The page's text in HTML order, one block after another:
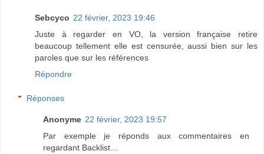
Sebcyco 22 février, 2023 19:46
Juste à regarder en VO, la version française retire
beaucoup tellement elle est censurée, aussi bien sur les
paroles que sur les références
Répondre
Réponses
Anonyme 22 février, 2023 19:57
Par exemple je réponds aux commentaires en
regardant Backlist…